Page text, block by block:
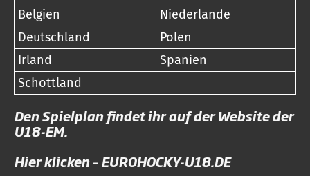
Belgien
Niederlande
Deutschland
Polen
Irland
Spanien
Schottland
Den Spielplan findet ihr auf der Website der
U18-EM.
Hier klicken – EUROHOCKY-U18.DE